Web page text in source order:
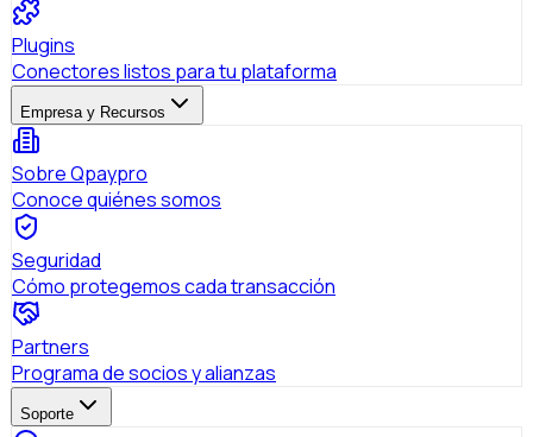
Plugins
Conectores listos para tu plataforma
Empresa y Recursos
Sobre Qpaypro
Conoce quiénes somos
Seguridad
Cómo protegemos cada transacción
Partners
Programa de socios y alianzas
Soporte